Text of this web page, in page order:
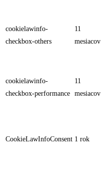
cookielawinfo-
checkbox-others
11
mesiacov
cookielawinfo-
checkbox-performance
11
mesiacov
CookieLawInfoConsent 1 rok